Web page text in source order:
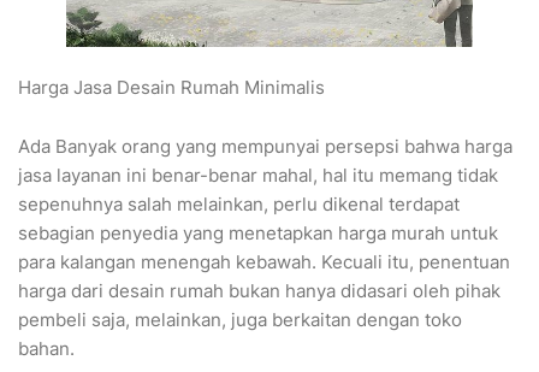
Harga Jasa Desain Rumah Minimalis
Ada Banyak orang yang mempunyai persepsi bahwa harga
jasa layanan ini benar-benar mahal, hal itu memang tidak
sepenuhnya salah melainkan, perlu dikenal terdapat
sebagian penyedia yang menetapkan harga murah untuk
para kalangan menengah kebawah. Kecuali itu, penentuan
harga dari desain rumah bukan hanya didasari oleh pihak
pembeli saja, melainkan, juga berkaitan dengan toko
bahan.